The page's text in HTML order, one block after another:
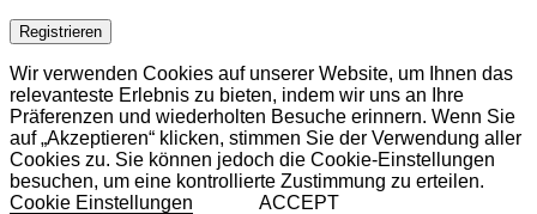
Registrieren
Wir verwenden Cookies auf unserer Website, um Ihnen das
relevanteste Erlebnis zu bieten, indem wir uns an Ihre
Präferenzen und wiederholten Besuche erinnern. Wenn Sie
auf „Akzeptieren“ klicken, stimmen Sie der Verwendung aller
Cookies zu. Sie können jedoch die Cookie-Einstellungen
besuchen, um eine kontrollierte Zustimmung zu erteilen.
Cookie Einstellungen
ACCEPT